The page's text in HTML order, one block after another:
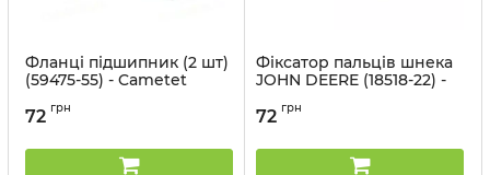
Фланці підшипник (2 шт)
(59475-55) - Cametet
72 грн
Фіксатор пальців шнека
JOHN DEERE (18518-22) -
Артикул:
72 грн